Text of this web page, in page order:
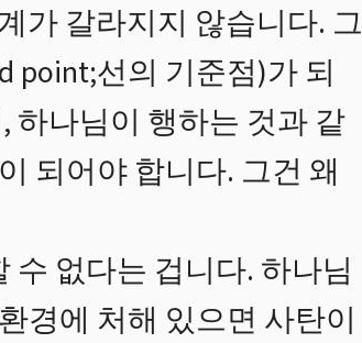
가 갈라지지 않습니다. 그
point;선의 기준점)가 되
하나님이 행하는 것과 같
되어야 합니다. 그건 왜
없다는 겁니다. 하나님
경에 처해 있으면 사탄이